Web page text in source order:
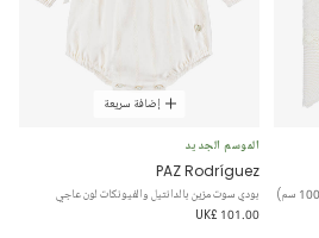
إضافة سريعة
الموسم الجديد
PAZ Rodríguez
بودي سوت مزين بالدانتيل والفيونكات لون عاجي
UK£ 101.00